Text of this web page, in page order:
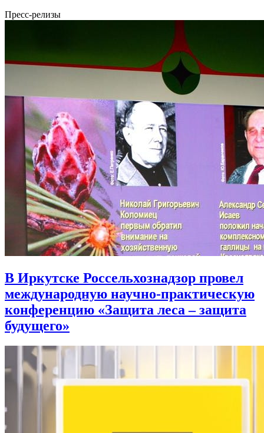
Пресс-релизы
В Иркутске Россельхознадзор провел
международную научно-практическую
конференцию «Защита леса – защита
будущего»